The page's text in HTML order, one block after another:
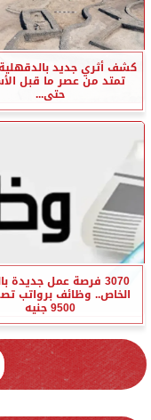
كشف أثري جديد
تمتد من عصر ما قبل
حتى...
3070 فرصة عمل جديدة
الخاص.. وظائف برواتب
9500 جنيه